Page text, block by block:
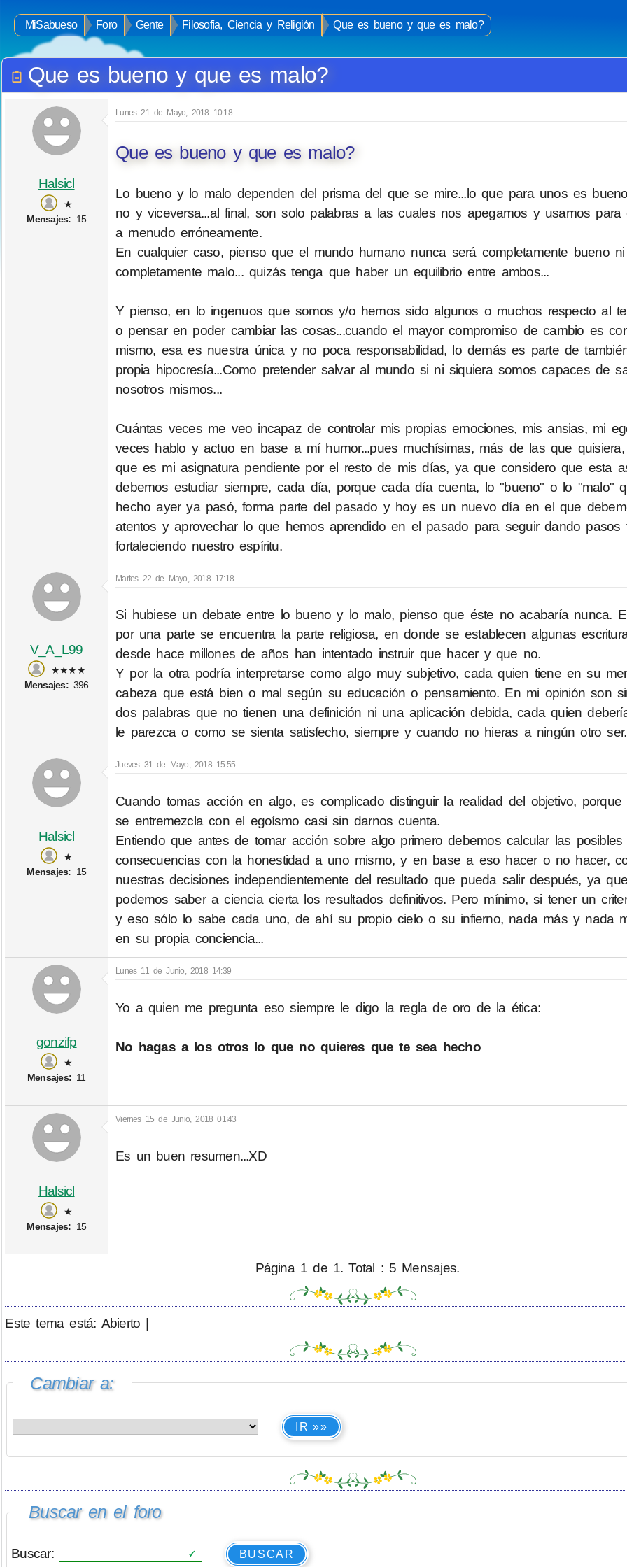
MiSabueso Foro Gente Filosofía, Ciencia y Religión Que es bueno y que es malo?
Que es bueno y que es malo?
Halsicl
★
Mensajes: 15
Lunes 21 de Mayo, 2018 10:18
Que es bueno y que es malo?
Lo bueno y lo malo dependen del prisma del que se mire...lo que para unos es
no y viceversa...al final, son solo palabras a las cuales nos apegamos y usamos para
a menudo erróneamente.
En cualquier caso, pienso que el mundo humano nunca será completamente bueno ni
completamente malo... quizás tenga que haber un equilibrio entre ambos...
Y pienso, en lo ingenuos que somos y/o hemos sido algunos o muchos respecto al
o pensar en poder cambiar las cosas...cuando el mayor compromiso de cambio es
mismo, esa es nuestra única y no poca responsabilidad, lo demás es parte de
propia hipocresía...Como pretender salvar al mundo si ni siquiera somos capaces de
nosotros mismos...
Cuántas veces me veo incapaz de controlar mis propias emociones, mis ansias, mi
veces hablo y actuo en base a mí humor...pues muchísimas, más de las que quisiera,
que es mi asignatura pendiente por el resto de mis días, ya que considero que esta
debemos estudiar siempre, cada día, porque cada día cuenta, lo "bueno" o lo "malo"
hecho ayer ya pasó, forma parte del pasado y hoy es un nuevo día en el que
atentos y aprovechar lo que hemos aprendido en el pasado para seguir dando pasos
fortaleciendo nuestro espíritu.
V_A_L99
★★★★
Mensajes:396
Martes 22 de Mayo, 2018 17:18
Si hubiese un debate entre lo bueno y lo malo, pienso que éste no acabaría nunca.
por una parte se encuentra la parte religiosa, en donde se establecen algunas
desde hace millones de años han intentado instruir que hacer y que no.
Y por la otra podría interpretarse como algo muy subjetivo, cada quien tiene en su
cabeza que está bien o mal según su educación o pensamiento. En mi opinión son
dos palabras que no tienen una definición ni una aplicación debida, cada quien
le parezca o como se sienta satisfecho, siempre y cuando no hieras a ningún otro ser.
Halsicl
★
Mensajes: 15
Jueves 31 de Mayo, 2018 15:55
Cuando tomas acción en algo, es complicado distinguir la realidad del objetivo,
se entremezcla con el egoísmo casi sin darnos cuenta.
Entiendo que antes de tomar acción sobre algo primero debemos calcular las posibles
consecuencias con la honestidad a uno mismo, y en base a eso hacer o no hacer,
nuestras decisiones independientemente del resultado que pueda salir después, ya
podemos saber a ciencia cierta los resultados definitivos. Pero mínimo, si tener un
y eso sólo lo sabe cada uno, de ahí su propio cielo o su infierno, nada más y nada
en su propia conciencia...
gonzifp
★
Mensajes: 11
Lunes 11 de Junio, 2018 14:39
Yo a quien me pregunta eso siempre le digo la regla de oro de la ética:
No hagas a los otros lo que no quieres que te sea hecho
Halsicl
★
Mensajes: 15
Viernes 15 de Junio, 2018 01:43
Es un buen resumen...XD
Página 1 de 1. Total : 5 Mensajes.
Este tema está: Abierto |
Cambiar a:
IR »»
Buscar en el foro
Buscar: BUSCAR